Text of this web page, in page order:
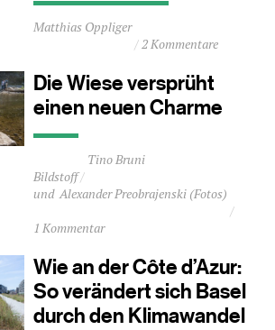
Durchschnittliche
Lesezeit
Minuten
Matthias Oppliger
2 Kommentare
Die Wiese versprüht
einen neuen Charme
Durchschnittliche
ca.
0
Bildstoff
Tino Bruni
Alexander Preobrajenski (Fotos)
1 Kommentar
Wie an der Côte d’Azur:
So verändert sich Basel
durch den Klimawandel